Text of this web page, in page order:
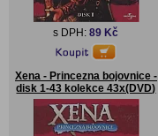
s DPH:89 Kč
Xena - Princezna bojovnice -
disk 1-43 kolekce 43x(DVD)